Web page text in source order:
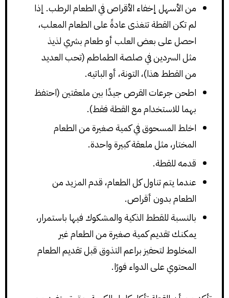
من الأسهل إخفاء الأقراص في الطعام الرطب. إذا
لم تكن القطة تتغذى عادةً على الطعام المعلب،
احصل على بعض العلب أو طعام بشري لذيذ
مثل السردين في صلصة الطماطم (تحب العديد
من القطط هذا)، التونة، أو الباتيه.
اطحن جرعات القرص جيدًا بين ملعقتين (احتفظ
بهما للاستخدام مع القطة فقط).
اخلط المسحوق في كمية صغيرة من الطعام
المختار، مثل ملعقة كبيرة واحدة.
قدمه للقطة.
عندما يتم تناول كل الطعام، قدم المزيد من
الطعام بدون أقراص.
بالنسبة للقطط الذكية والمشكوك فيها باستمرار،
يمكنك تقديم كمية صغيرة من الطعام غير
المخلوط لتحفيز براعم التذوق قبل تقديم الطعام
المحتوي على الدواء فورًا.